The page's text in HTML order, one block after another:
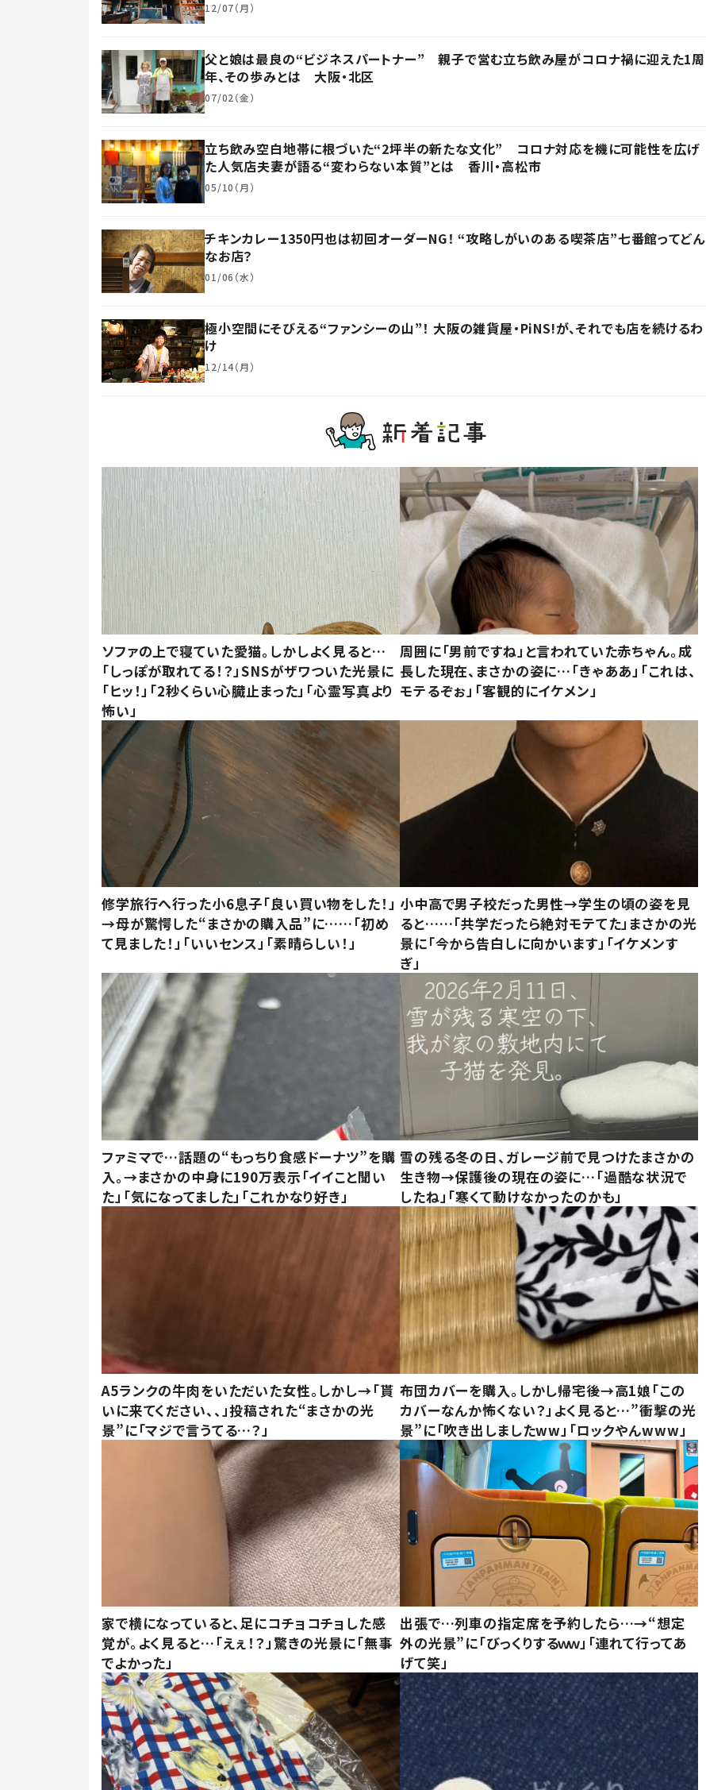
12/07（月）
父と娘は最良の“ビジネスパートナー” 親子で営む立ち飲み屋がコロナ禍に迎えた1周
年、その歩みとは 大阪・北区
07/02（金）
立ち飲み空白地帯に根づいた“2坪半の新たな文化” コロナ対応を機に可能性を広げ
た人気店夫妻が語る“変わらない本質”とは 香川・高松市
05/10（月）
チキンカレー1350円也は初回オーダーNG！ “攻略しがいのある喫茶店”七番館ってどん
なお店？
01/06（水）
極小空間にそびえる“ファンシーの山”！ 大阪の雑貨屋・PiNS!が、それでも店を続けるわ
け
12/14（月）
ソファの上で寝ていた愛猫。しかしよく見ると…
「しっぽが取れてる！？」SNSがザワついた光景に
「ヒッ！」「2秒くらい心臓止まった」「心霊写真より
怖い」
周囲に「男前ですね」と言われていた赤ちゃん。成
長した現在、まさかの姿に…「きゃああ」「これは、
モテるぞぉ」「客観的にイケメン」
修学旅行へ行った小6息子「良い買い物をした！」
→母が驚愕した“まさかの購入品”に……「初め
て見ました！」「いいセンス」「素晴らしい！」
小中高で男子校だった男性→学生の頃の姿を見
ると……「共学だったら絶対モテてた」まさかの光
景に「今から告白しに向かいます」「イケメンす
ぎ」
ファミマで…話題の“もっちり食感ドーナツ”を購
入。→まさかの中身に190万表示「イイこと聞い
た」「気になってました」「これかなり好き」
雪の残る冬の日、ガレージ前で見つけたまさかの
生き物→保護後の現在の姿に…「過酷な状況で
したね」「寒くて動けなかったのかも」
A5ランクの牛肉をいただいた女性。しかし→「貰
いに来てください、、」投稿された“まさかの光
景”に「マジで言うてる…？」
布団カバーを購入。しかし帰宅後→高1娘「この
カバーなんか怖くない？」よく見ると…”衝撃の光
景”に「吹き出しましたww」「ロックやんwww」
家で横になっていると、足にコチョコチョした感
覚が。よく見ると…「えぇ！？」驚きの光景に「無事
でよかった」
出張で…列車の指定席を予約したら…→“想定
外の光景”に「びっくりするｗｗ」「連れて行ってあ
げて笑」